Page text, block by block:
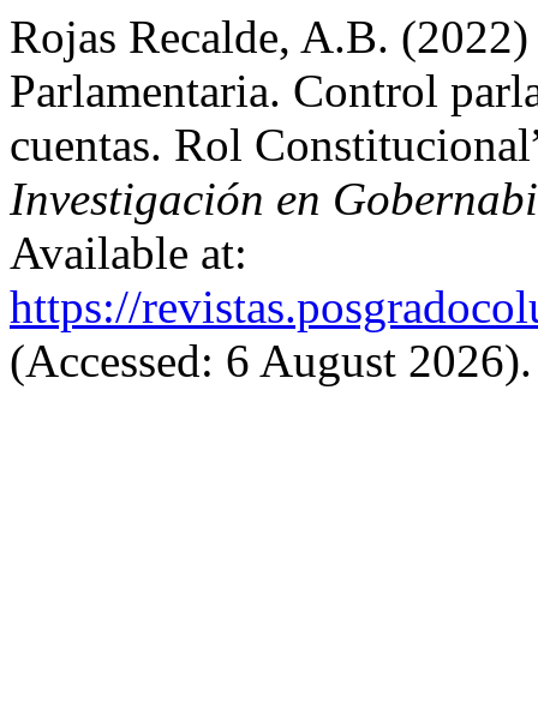
Rojas Recalde, A.B.
Parlamentaria. Control
cuentas. Rol
Investigación en
Available at:
https://
(Accessed: 6 August 2026).